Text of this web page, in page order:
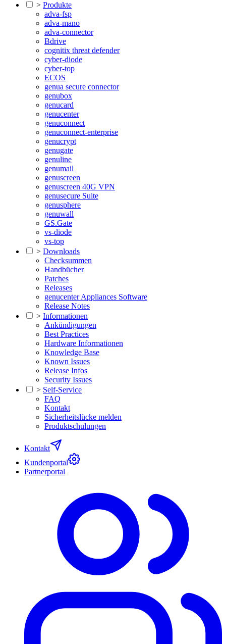
> Produkte
adva-fsp
adva-mano
adva-connector
Bdrive
cognitix threat defender
cyber-diode
cyber-top
ECOS
genua secure connector
genubox
genucard
genucenter
genuconnect
genuconnect-enterprise
genucrypt
genugate
genuline
genumail
genuscreen
genuscreen 40G VPN
genusecure Suite
genusphere
genuwall
GS.Gate
vs-diode
vs-top
> Downloads
Checksummen
Handbücher
Patches
Releases
genucenter Appliances Software
Release Notes
> Informationen
Ankündigungen
Best Practices
Hardware Informationen
Knowledge Base
Known Issues
Release Infos
Security Issues
> Self-Service
FAQ
Kontakt
Sicherheitslücke melden
Produktschulungen
Kontakt
Kundenportal
Partnerportal